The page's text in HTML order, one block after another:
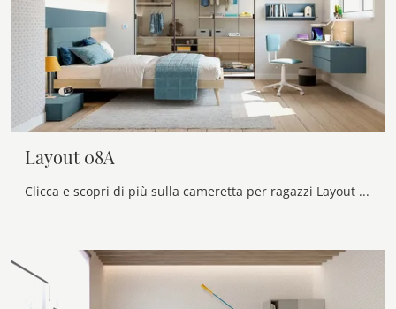
Layout 08A
Clicca e scopri di più sulla cameretta per ragazzi Layout 08A! Le Camerette componibili Doimo Cityline ti attendono.